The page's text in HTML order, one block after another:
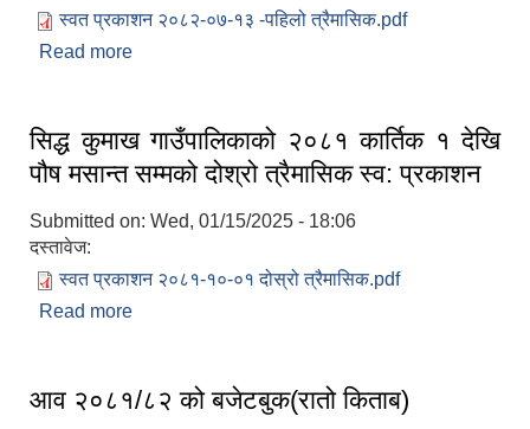
स्वत प्रकाशन २०८२-०७-१३ -पहिलो त्रैमासिक.pdf
Read more
सिद्ध कुमाख गाउँपालिकाको २०८१ कार्तिक १ देखि
पौष मसान्त सम्मको दोश्रो त्रैमासिक स्व: प्रकाशन
Submitted on: Wed, 01/15/2025 - 18:06
दस्तावेज:
स्वत प्रकाशन २०८१-१०-०१ दोस्रो त्रैमासिक.pdf
Read more
आव २०८१/८२ को बजेटबुक(रातो किताब)